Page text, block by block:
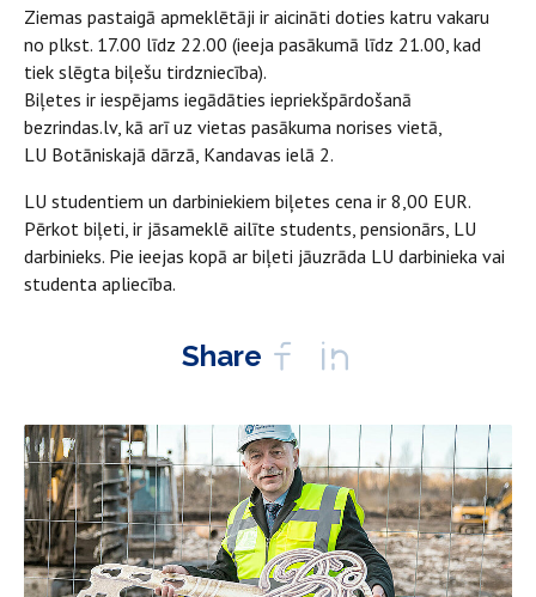
Ziemas pastaigā apmeklētāji ir aicināti doties katru vakaru
no plkst. 17.00 līdz 22.00 (ieeja pasākumā līdz 21.00, kad
tiek slēgta biļešu tirdzniecība).
Biļetes ir iespējams iegādāties iepriekšpārdošanā
bezrindas.lv, kā arī uz vietas pasākuma norises vietā,
LU Botāniskajā dārzā, Kandavas ielā 2.
LU studentiem un darbiniekiem biļetes cena ir 8,00 EUR.
Pērkot biļeti, ir jāsameklē ailīte students, pensionārs, LU
darbinieks. Pie ieejas kopā ar biļeti jāuzrāda LU darbinieka vai
studenta apliecība.
Share